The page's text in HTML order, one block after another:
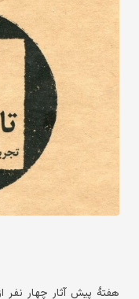
هفتهٔ پیش آثار چهار نفر